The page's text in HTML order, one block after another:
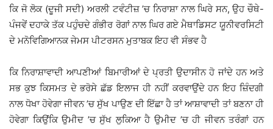
ਕਿ ਜੋ ਲੋਕ (ਦੂਜੀ ਸਦੀ) ਅਰਲੀ ਟਵੰਟੀਜ਼ ’ਚ ਨਿਰਾਸ਼ਾ ਨਾਲ ਘਿਰੇ ਸਨ, ਉਹ ਚੌਥੇ-
ਪੰਜਵੇਂ ਦਹਾਕੇ ਤੱਕ ਪਹੁੰਚਦੇ ਗੰਭੀਰ ਰੋਗਾਂ ਨਾਲ ਘਿਰ ਗਏ ਮੈਥਾਡਿਸਟ ਯੂਨੀਵਰਸਿਟੀ
ਦੇ ਮਨੋਵਿਗਿਆਨਕ ਜੇਮਸ ਪੀਟਰਸਨ ਮੁਤਾਬਕ ਇਹ ਵੀ ਸੰਭਵ ਹੈ
ਕਿ ਨਿਰਾਸ਼ਾਵਾਦੀ ਆਪਣੀਆਂ ਬਿਮਾਰੀਆਂ ਦੇ ਪ੍ਰਤੀ ਉਦਾਸੀਨ ਹੋ ਜਾਂਦੇ ਹਨ ਅਤੇ
ਸਭ ਕੁਝ ਕਿਸਮਤ ਦੇ ਭਰੋਸੇ ਛੱਡ ਇਲਾਜ ਹੀ ਨਹੀਂ ਕਰਵਾਉਂਦੇ ਹਨ ਇਹ ਜ਼ਿੰਦਗੀ
ਨਾਲ ਧੋਖਾ ਹੋਵੇਗਾ ਜੀਵਨ ’ਚ ਸੁੱਖ ਪਾਉਣ ਦੀ ਇੱਛਾ ਹੈ ਤਾਂ ਆਸ਼ਾਵਾਦੀ ਤਾਂ ਬਣਨਾ ਹੀ
ਹੋਵੇਗਾ ਕਿਉਂਕਿ ਉਮੀਦ ’ਚ ਸੁੱਖ ਲੁਕਿਆ ਹੈ ਉਮੀਦ ’ਚ ਹੀ ਜੀਵਨ ਤਰੰਗਾਂ ਹਨ